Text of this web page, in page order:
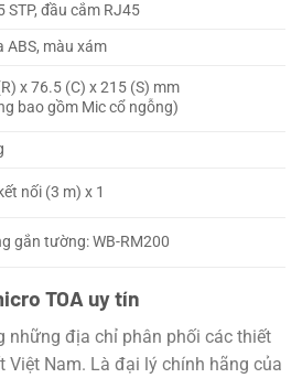
STP, đầu cắm RJ45
ABS, màu xám
x 76.5 (C) x 215 (S) mm
bao gồm Mic cổ ngỗng)
nối (3 m) x 1
gắn tường: WB-RM200
TOA uy tín
những địa chỉ phân phối các thiết
Việt Nam. Là đại lý chính hãng của